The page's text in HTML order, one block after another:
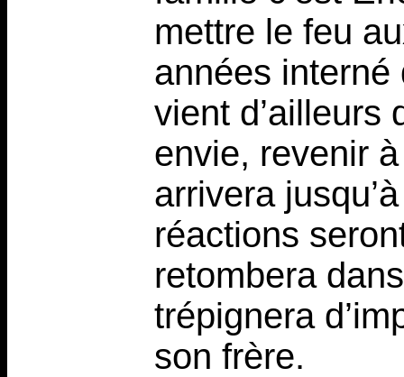
mettre le feu
années
vient d’ailleurs
envie, revenir
arrivera
réactions
retombera
trépignera
son frère.